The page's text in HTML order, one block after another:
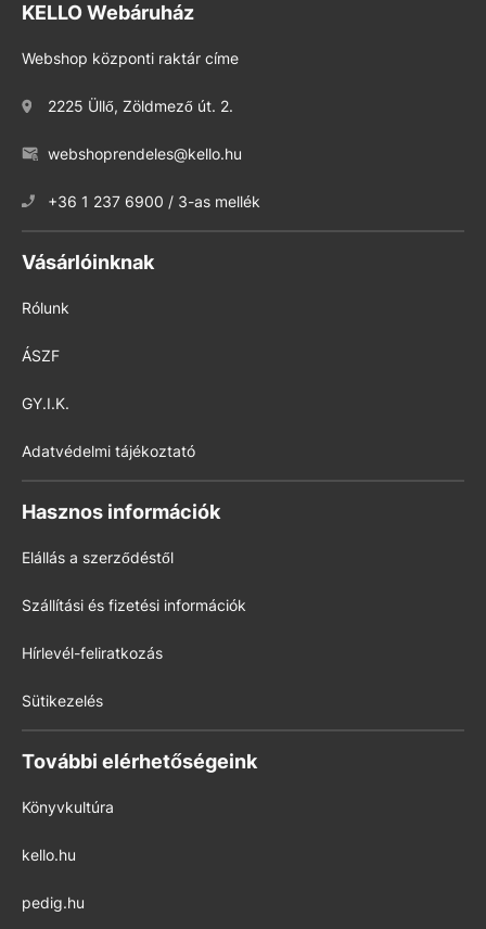
KELLO Webáruház
Webshop központi raktár címe
2225 Üllő, Zöldmező út. 2.
webshoprendeles@kello.hu
+36 1 237 6900 / 3-as mellék
Vásárlóinknak
Rólunk
ÁSZF
GY.I.K.
Adatvédelmi tájékoztató
Hasznos információk
Elállás a szerződéstől
Szállítási és fizetési információk
Hírlevél-feliratkozás
Sütikezelés
További elérhetőségeink
Könyvkultúra
kello.hu
pedig.hu